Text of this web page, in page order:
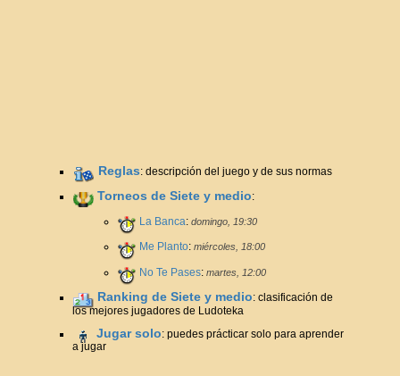
Reglas: descripción del juego y de sus normas
Torneos de Siete y medio:
La Banca: domingo, 19:30
Me Planto: miércoles, 18:00
No Te Pases: martes, 12:00
Ranking de Siete y medio: clasificación de
los mejores jugadores de Ludoteka
Jugar solo: puedes prácticar solo para aprender
a jugar